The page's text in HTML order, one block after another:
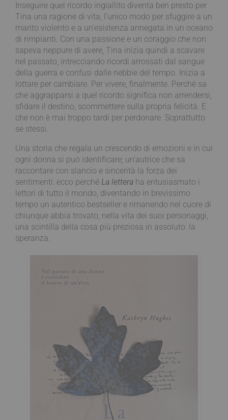
Inseguire quel ricordo ingiallito diventa ben presto per
Tina una ragione di vita, l’unico modo per sfuggire a un
marito violento e a un’esistenza annegata in un oceano
di rimpianti. Con una passione e un coraggio che non
sapeva neppure di avere, Tina inizia quindi a scavare
nel passato, intrecciando ricordi arrossati dal sangue
della guerra e confusi dalle nebbie del tempo. Inizia a
lottare per cambiare. Per vivere, finalmente. Perché sa
che aggrapparsi a quel ricordo significa non arrendersi,
sfidare il destino, scommettere sulla propria felicità. E
che non è mai troppo tardi per perdonare. Soprattutto
se stessi.
Una storia che regala un crescendo di emozioni e in cui
ogni donna si può identificare; un’autrice che sa
raccontare con slancio e sincerità la forza dei
sentimenti: ecco perché La lettera ha entusiasmato i
lettori di tutto il mondo, diventando in brevissimo
tempo un autentico bestseller e rimanendo nel cuore di
chiunque abbia trovato, nella vita dei suoi personaggi,
una scintilla della cosa più preziosa in assoluto: la
speranza.